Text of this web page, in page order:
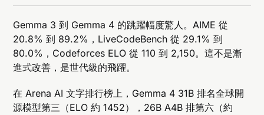
Gemma 3 到 Gemma 4 的跳躍幅度驚人。AIME 從
20.8% 到 89.2%，LiveCodeBench 從 29.1% 到
80.0%，Codeforces ELO 從 110 到 2,150。這不是漸
進式改善，是世代級的飛躍。
在 Arena AI 文字排行榜上，Gemma 4 31B 排名全球開
源模型第三（ELO 約 1452），26B A4B 排第六（約